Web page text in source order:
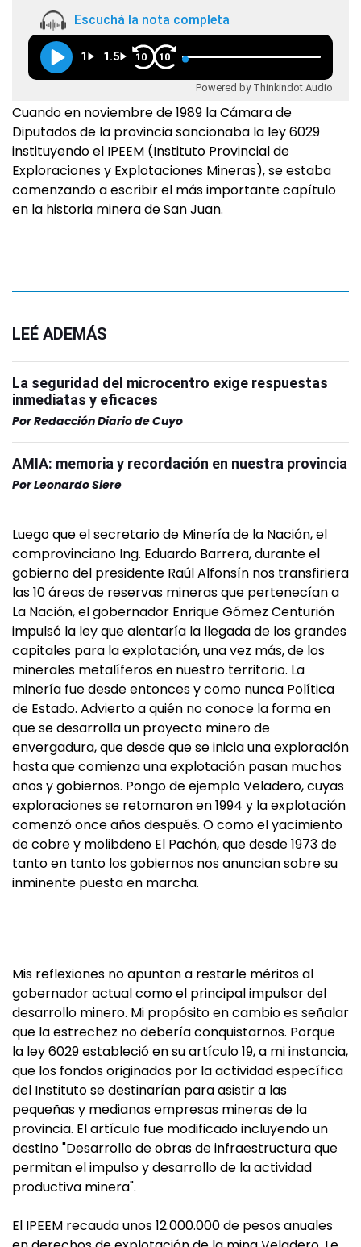
Escuchá la nota completa
1 1.5 10 10
Powered by Thinkindot Audio
Cuando en noviembre de 1989 la Cámara de
Diputados de la provincia sancionaba la ley 6029
instituyendo el IPEEM (Instituto Provincial de
Exploraciones y Explotaciones Mineras), se estaba
comenzando a escribir el más importante capítulo
en la historia minera de San Juan.
LEÉ ADEMÁS
La seguridad del microcentro exige respuestas
inmediatas y eficaces
PorRedacción Diario de Cuyo
AMIA: memoria y recordación en nuestra provincia
PorLeonardo Siere
Luego que el secretario de Minería de la Nación, el
comprovinciano Ing. Eduardo Barrera, durante el
gobierno del presidente Raúl Alfonsín nos transfiriera
las 10 áreas de reservas mineras que pertenecían a
La Nación, el gobernador Enrique Gómez Centurión
impulsó la ley que alentaría la llegada de los grandes
capitales para la explotación, una vez más, de los
minerales metalíferos en nuestro territorio. La
minería fue desde entonces y como nunca Política
de Estado. Advierto a quién no conoce la forma en
que se desarrolla un proyecto minero de
envergadura, que desde que se inicia una exploración
hasta que comienza una explotación pasan muchos
años y gobiernos. Pongo de ejemplo Veladero, cuyas
exploraciones se retomaron en 1994 y la explotación
comenzó once años después. O como el yacimiento
de cobre y molibdeno El Pachón, que desde 1973 de
tanto en tanto los gobiernos nos anuncian sobre su
inminente puesta en marcha.
Mis reflexiones no apuntan a restarle méritos al
gobernador actual como el principal impulsor del
desarrollo minero. Mi propósito en cambio es señalar
que la estrechez no debería conquistarnos. Porque
la ley 6029 estableció en su artículo 19, a mi instancia,
que los fondos originados por la actividad específica
del Instituto se destinarían para asistir a las
pequeñas y medianas empresas mineras de la
provincia. El artículo fue modificado incluyendo un
destino "Desarrollo de obras de infraestructura que
permitan el impulso y desarrollo de la actividad
productiva minera".
El IPEEM recauda unos 12.000.000 de pesos anuales